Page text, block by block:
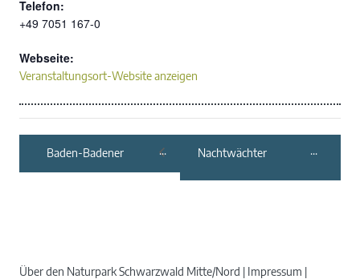
Telefon:
+49 7051 167-0
Webseite:
Veranstaltungsort-Website anzeigen
Baden-Badener
Nachtwächter
Über den Naturpark Schwarzwald Mitte/Nord Impressum